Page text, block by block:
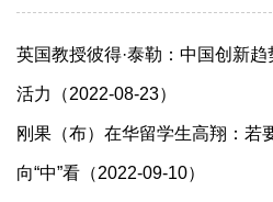
英国教授彼得·泰勒：中国创新
活力（2022-08-23）
刚果（布）在华留学生高翔：若
向“中”看（2022-09-10）